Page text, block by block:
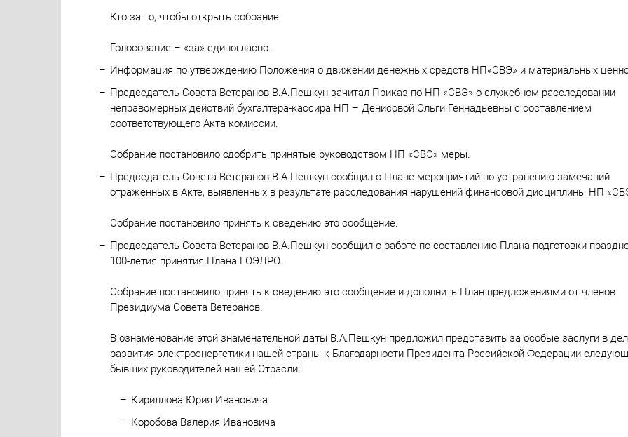
Кто за то, чтобы открыть собрание:
Голосование – «за» единогласно.
Информация по утверждению Положения о движении денежных средств НП«СВЭ» и материальных
Председатель Совета Ветеранов В.А.Пешкун зачитал Приказ по НП «СВЭ» о служебном расследовании
неправомерных действий бухгалтера-кассира НП – Денисовой Ольги Геннадьевны с составлением
соответствующего Акта комиссии.
Собрание постановило одобрить принятые руководством НП «СВЭ» меры.
Председатель Совета Ветеранов В.А.Пешкун сообщил о Плане мероприятий по устранению замечаний
отраженных в Акте, выявленных в результате расследования нарушений финансовой дисциплины НП
Собрание постановило принять к сведению это сообщение.
Председатель Совета Ветеранов В.А.Пешкун сообщил о работе по составлению Плана подготовки
100-летия принятия Плана ГОЭЛРО.
Собрание постановило принять к сведению это сообщение и дополнить План предложениями от членов
Президиума Совета Ветеранов.
В ознаменование этой знаменательной даты В.А.Пешкун предложил представить за особые заслуги в
развития электроэнергетики нашей страны к Благодарности Президента Российской Федерации
бывших руководителей нашей Отрасли:
Кириллова Юрия Ивановича
Коробова Валерия Ивановича